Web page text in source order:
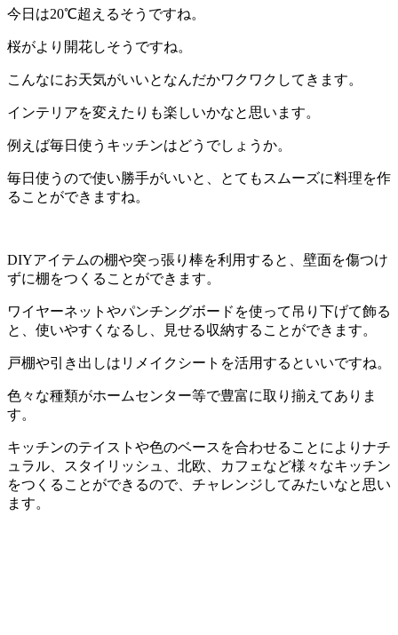
今日は20℃超えるそうですね。
桜がより開花しそうですね。
こんなにお天気がいいとなんだかワクワクしてきます。
インテリアを変えたりも楽しいかなと思います。
例えば毎日使うキッチンはどうでしょうか。
毎日使うので使い勝手がいいと、とてもスムーズに料理を作
ることができますね。
DIYアイテムの棚や突っ張り棒を利用すると、壁面を傷つけ
ずに棚をつくることができます。
ワイヤーネットやパンチングボードを使って吊り下げて飾る
と、使いやすくなるし、見せる収納することができます。
戸棚や引き出しはリメイクシートを活用するといいですね。
色々な種類がホームセンター等で豊富に取り揃えてありま
す。
キッチンのテイストや色のベースを合わせることによりナチ
ュラル、スタイリッシュ、北欧、カフェなど様々なキッチン
をつくることができるので、チャレンジしてみたいなと思い
ます。